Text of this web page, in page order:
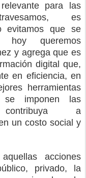
para las
mos, es
evitamos que se
queremos
y agrega que es
digital que,
en eficiencia, en
herramientas
imponen las
a
un costo social y
acciones
privado, la